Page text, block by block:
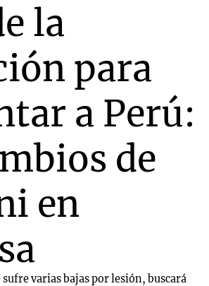
la
para
a Perú:
de
en
varias bajas por lesión, buscará